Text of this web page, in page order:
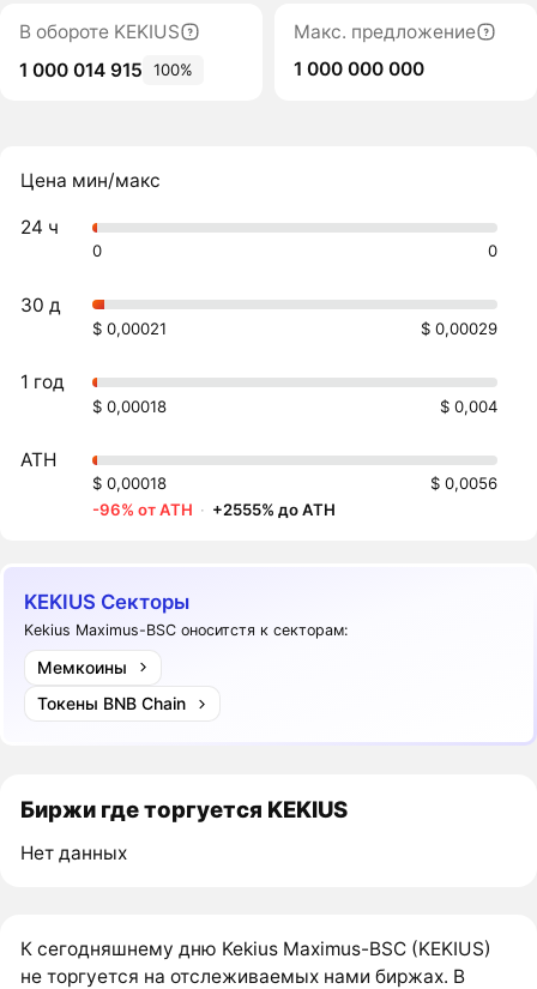
В обороте KEKIUS
1 000 014 915
100%
Макс. предложение
1 000 000 000
Цена мин/макс
24 ч
0 0
30 д
$ 0,00021 $ 0,00029
1 год
$ 0,00018 $ 0,004
ATH
$ 0,00018
$ 0,0056
-96% от ATH · +2555% до ATH
KEKIUS Секторы
Kekius Maximus-BSC оноситстя к секторам:
Мемкоины
Токены BNB Chain
Биржи где торгуется KEKIUS
Нет данных
К сегодняшнему дню Kekius Maximus-BSC (KEKIUS)
не торгуется на отслеживаемых нами биржах. В